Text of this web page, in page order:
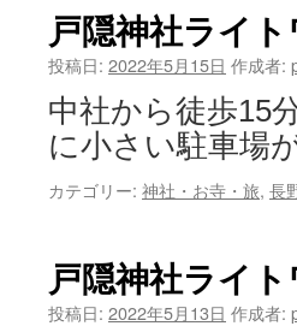
戸隠神社ライ
投稿日: 2022年5月15日 作成者:
中社から徒歩15
に小さい駐車場
カテゴリー: 神社・お寺・旅, 長
戸隠神社ライト
投稿日: 2022年5月13日 作成者: